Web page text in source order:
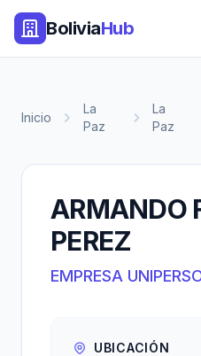
BoliviaHub
Inicio
La
Paz
La
Paz
ARMANDO
PEREZ
EMPRESA
UBICACIÓN